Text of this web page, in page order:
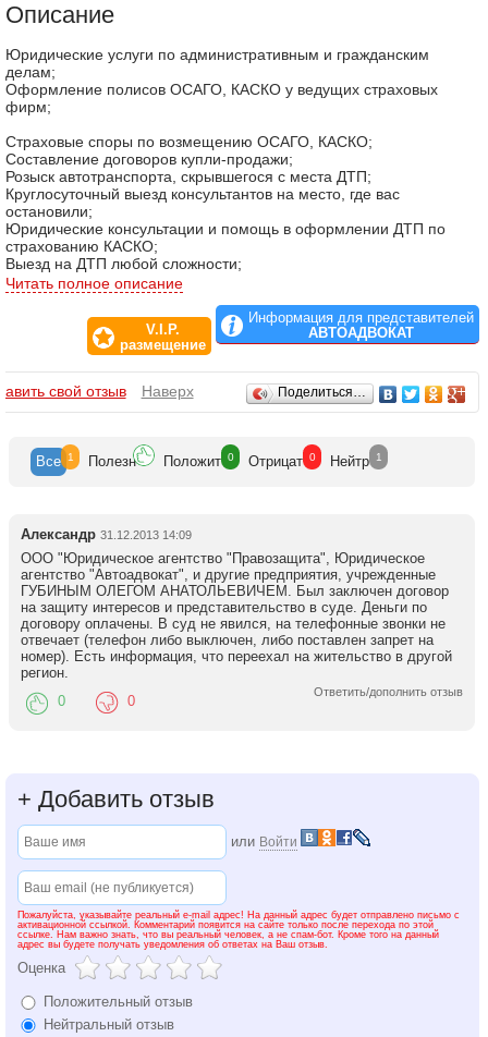
Описание
Юридические услуги по административным и гражданским
делам;
Оформление полисов ОСАГО, КАСКО у ведущих страховых
фирм;
Страховые споры по возмещению ОСАГО, КАСКО;
Составление договоров купли-продажи;
Розыск автотранспорта, скрывшегося с места ДТП;
Круглосуточный выезд консультантов на место, где вас
остановили;
Юридические консультации и помощь в оформлении ДТП по
страхованию КАСКО;
Выезд на ДТП любой сложности;
Представление интересов в судах.
Читать полное описание
V.I.P.
размещение
Информация для представителей
АВТОАДВОКАТ
Отзывы
свой отзыв Наверх Поделиться…
Все 1 Полезн Положит 0 Отрицат 0 Нейтр 1
Александр 31.12.2013 14:09
ООО "Юридическое агентство "Правозащита", Юридическое
агентство "Автоадвокат", и другие предприятия, учрежденные
ГУБИНЫМ ОЛЕГОМ АНАТОЛЬЕВИЧЕМ. Был заключен договор
на защиту интересов и представительство в суде. Деньги по
договору оплачены. В суд не явился, на телефонные звонки не
отвечает (телефон либо выключен, либо поставлен запрет на
номер). Есть информация, что переехал на жительство в другой
регион.
Ответить/дополнить отзыв
0 0
+ Добавить отзыв
или Войти
Пожалуйста, указывайте реальный e-mail адрес! На данный адрес будет отправлено письмо с
активационной ссылкой. Комментарий появится на сайте только после перехода по этой
ссылке. Нам важно знать, что вы реальный человек, а не спам-бот. Кроме того на данный
адрес вы будете получать уведомления об ответах на Ваш отзыв.
Оценка
Положительный отзыв
Нейтральный отзыв